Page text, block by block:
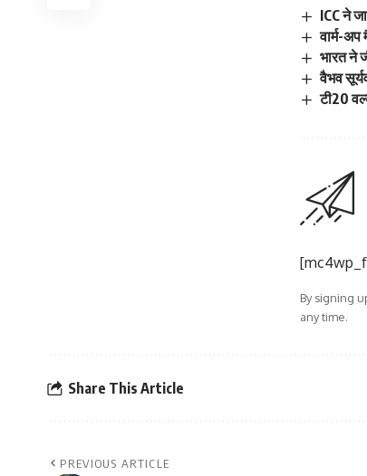
ICC ने
वार्म-
भारत ने
वैभव
टी20
By signing
any time.
Share This Article
PREVIOUS ARTICLE